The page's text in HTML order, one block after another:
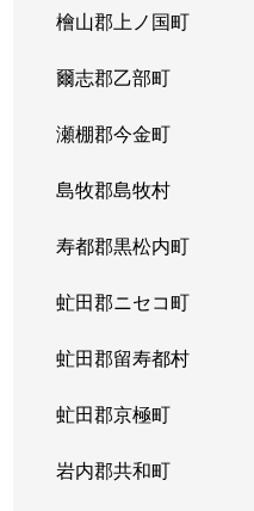
檜山郡上ノ国町
爾志郡乙部町
瀬棚郡今金町
島牧郡島牧村
寿都郡黒松内町
虻田郡ニセコ町
虻田郡留寿都村
虻田郡京極町
岩内郡共和町